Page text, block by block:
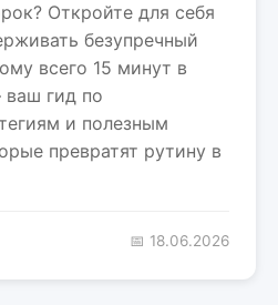
Откройте для себя
безупречный
всего 15 минут в
ваш гид по
и полезным
превратят рутину в
📅 18.06.2026